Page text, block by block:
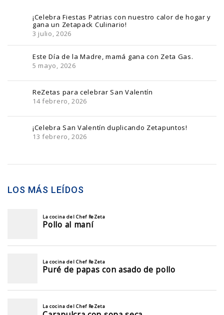
¡Celebra Fiestas Patrias con nuestro calor de hogar y
gana un Zetapack Culinario!
3 julio, 2026
Este Día de la Madre, mamá gana con Zeta Gas.
5 mayo, 2026
ReZetas para celebrar San Valentín
14 febrero, 2026
¡Celebra San Valentín duplicando Zetapuntos!
13 febrero, 2026
LOS MÁS LEÍDOS